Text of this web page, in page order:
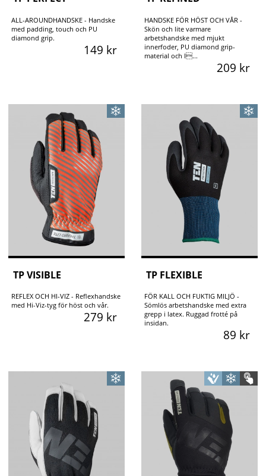
ALL-AROUNDHANDSKE - Handske
med padding, touch och PU
diamond grip.
149 kr
HANDSKE FÖR HÖST OCH VÅR -
Skön och lite varmare
arbetshandske med mjukt
innerfoder, PU diamond grip-
material och l...
209 kr
TP VISIBLE
REFLEX OCH HI-VIZ - Reflexhandske
med Hi-Viz-tyg för höst och vår.
279 kr
TP FLEXIBLE
FÖR KALL OCH FUKTIG MILJÖ -
Sömlös arbetshandske med extra
grepp i latex. Ruggad frotté på
insidan.
89 kr